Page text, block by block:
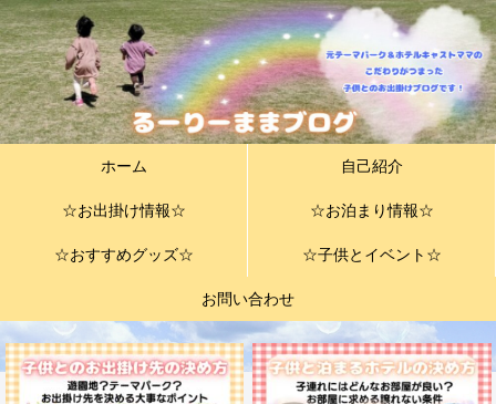
ホーム 自己紹介
☆お出掛け情報☆ ☆お泊まり情報☆
☆おすすめグッズ☆ ☆子供とイベント☆
お問い合わせ